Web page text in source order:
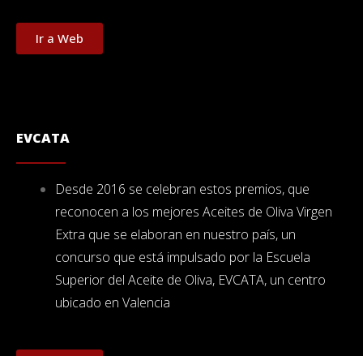
Ir a Web
EVCATA
Desde 2016 se celebran estos premios, que
reconocen a los mejores Aceites de Oliva Virgen
Extra que se elaboran en nuestro país, un
concurso que está impulsado por la Escuela
Superior del Aceite de Oliva, EVCATA, un centro
ubicado en Valencia